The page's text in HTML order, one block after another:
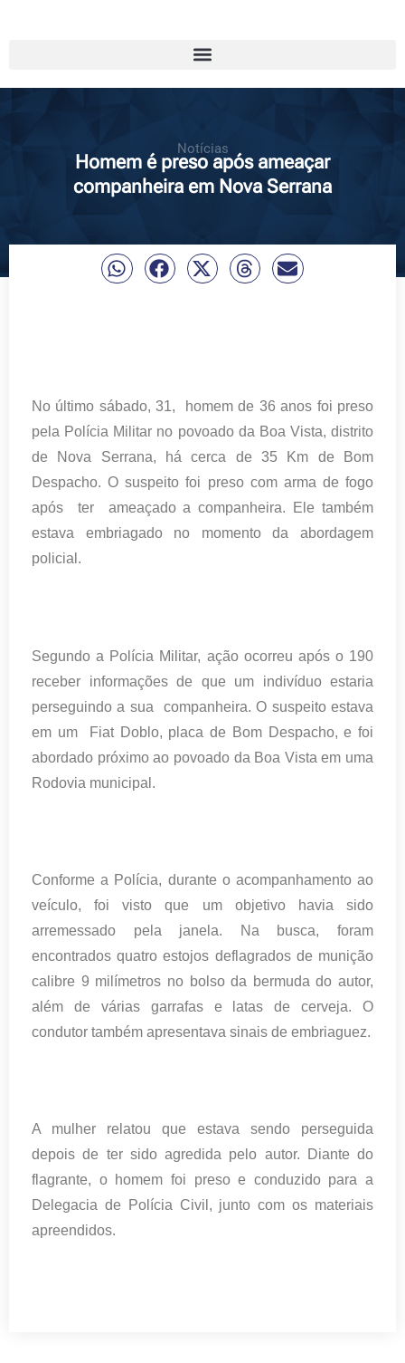
Notícias
Homem é preso após ameaçar
companheira em Nova Serrana
No último sábado, 31, homem de 36 anos foi preso
pela Polícia Militar no povoado da Boa Vista, distrito
de Nova Serrana, há cerca de 35 Km de Bom
Despacho. O suspeito foi preso com arma de fogo
após ter ameaçado a companheira. Ele também
estava embriagado no momento da abordagem
policial.
Segundo a Polícia Militar, ação ocorreu após o 190
receber informações de que um indivíduo estaria
perseguindo a sua companheira. O suspeito estava
em um Fiat Doblo, placa de Bom Despacho, e foi
abordado próximo ao povoado da Boa Vista em uma
Rodovia municipal.
Conforme a Polícia, durante o acompanhamento ao
veículo, foi visto que um objetivo havia sido
arremessado pela janela. Na busca, foram
encontrados quatro estojos deflagrados de munição
calibre 9 milímetros no bolso da bermuda do autor,
além de várias garrafas e latas de cerveja. O
condutor também apresentava sinais de embriaguez.
A mulher relatou que estava sendo perseguida
depois de ter sido agredida pelo autor. Diante do
flagrante, o homem foi preso e conduzido para a
Delegacia de Polícia Civil, junto com os materiais
apreendidos.